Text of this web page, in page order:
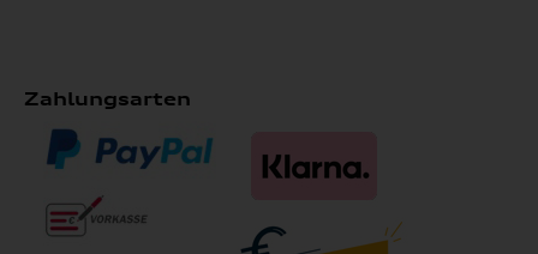
Zahlungsarten